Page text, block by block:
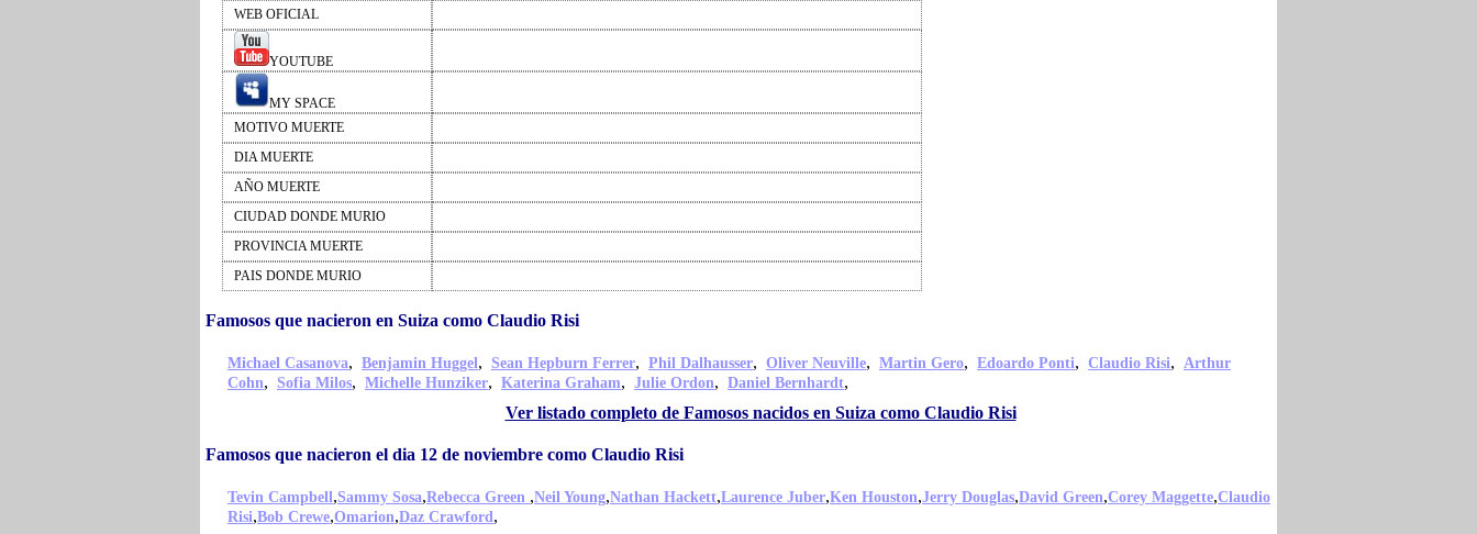
WEB OFICIAL
YOUTUBE
MY SPACE
MOTIVO MUERTE
DIA MUERTE
AÑO MUERTE
CIUDAD DONDE MURIO
PROVINCIA MUERTE
PAIS DONDE MURIO
Famosos que nacieron en Suiza como Claudio Risi
Michael Casanova, Benjamin Huggel, Sean Hepburn Ferrer, Phil Dalhausser, Oliver Neuville, Martin Gero, Edoardo Ponti, Claudio Risi, Arthur
Cohn, Sofia Milos, Michelle Hunziker, Katerina Graham, Julie Ordon, Daniel Bernhardt,
Ver listado completo de Famosos nacidos en Suiza como Claudio Risi
Famosos que nacieron el dia 12 de noviembre como Claudio Risi
Tevin Campbell,Sammy Sosa,Rebecca Green ,Neil Young,Nathan Hackett,Laurence Juber,Ken Houston,Jerry Douglas,David Green,Corey Maggette,Claudio
Risi,Bob Crewe,Omarion,Daz Crawford,